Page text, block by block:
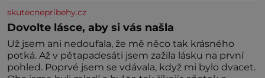
skutecnepribehy.cz
Dovolte lásce, aby si vás našla
Už jsem ani nedoufala, že mě něco tak krásného
potká. Až v pětapadesáti jsem zažila lásku na první
pohled. Poprvé jsem se vdávala, když mi bylo dvacet.